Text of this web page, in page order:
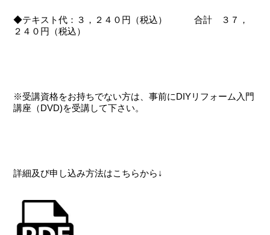
◆テキスト代：３，２４０円（税込） 合計 ３７，
２４０円（税込）
※受講資格をお持ちでない方は、事前にDIYリフォーム入門
講座（DVD)を受講して下さい。
詳細及び申し込み方法はこちらから↓